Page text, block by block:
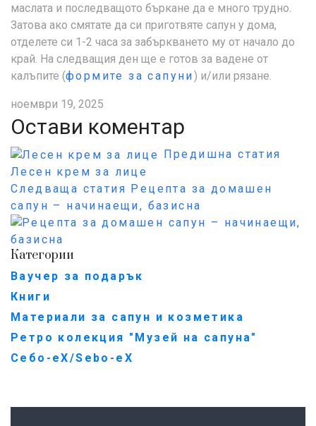
маслата и последващото бъркане да е много трудно.
Затова ако смятате да си приготвяте сапун у дома,
отделете си 1-2 часа за забъркването му от начало до
край. На следващия ден ще е готов за вадене от
калъпите (формите за сапуни) и/или рязане.
ноември 19, 2025
Остави коментар
Предишна статия
Лесен крем за лице
Следваща статия Рецепта за домашен
сапун – начинаещи, базисна
Категории
Ваучер за подарък
Книги
Материали за сапун и козметика
Ретро колекция "Музей на сапуна"
Себо-еХ/Sebo-eX